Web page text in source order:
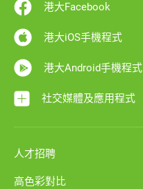
港大Facebook
港大iOS手機程式
港大Android手機程式
社交媒體及應用程式
人才招聘
高色彩對比